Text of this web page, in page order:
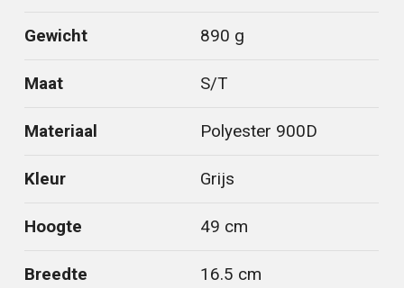
Gewicht 890 g
Maat S/T
Materiaal Polyester 900D
Kleur Grijs
Hoogte 49 cm
Breedte 16.5 cm